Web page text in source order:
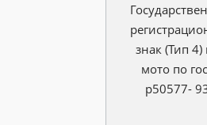
знак (Тип 4)
мото по
р50577-